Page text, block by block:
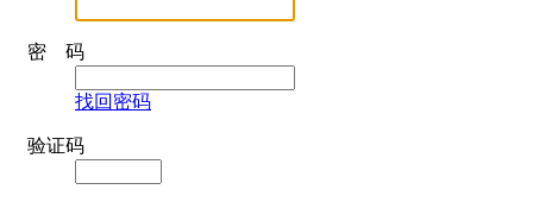
密 码
找回密码
验证码